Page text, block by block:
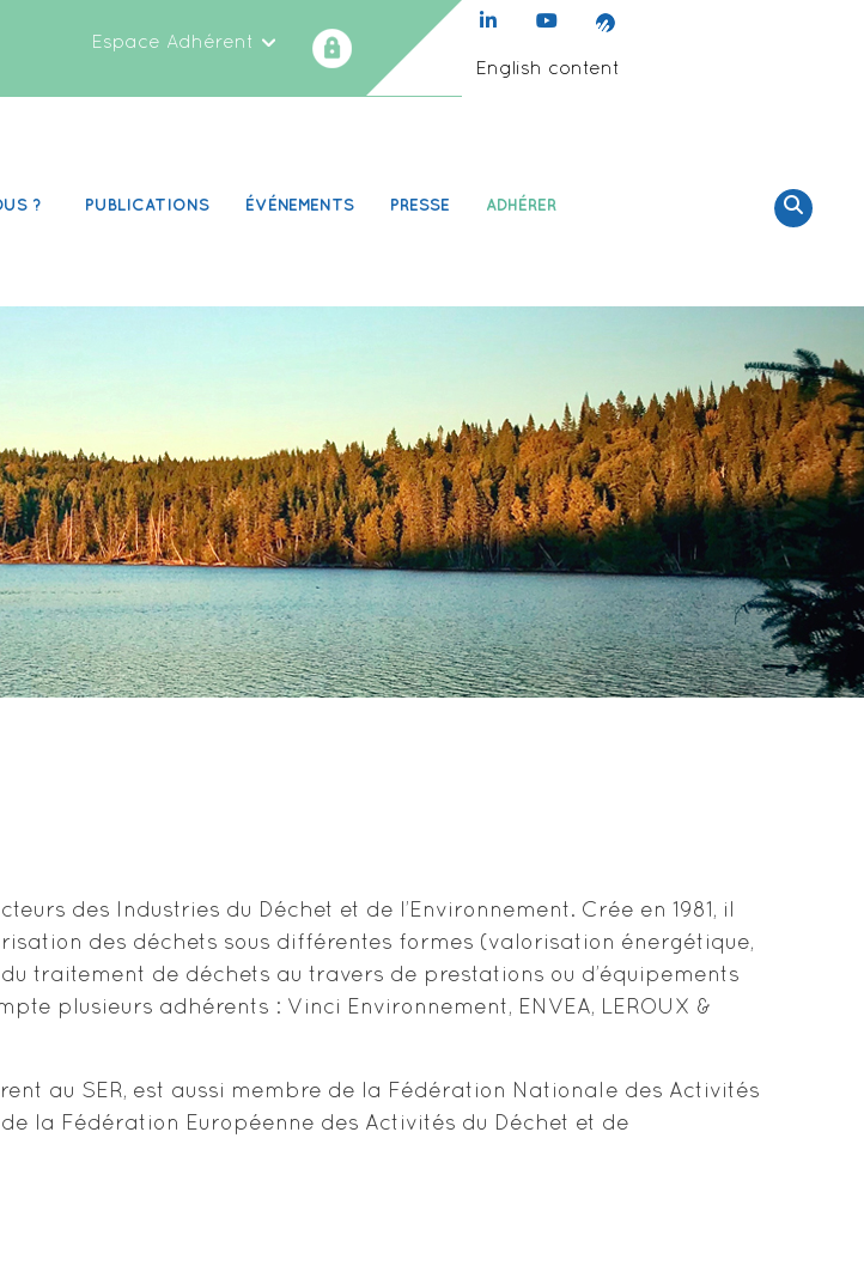
Espace Adhérent
English content
? PUBLICATIONS ÉVÉNEMENTS PRESSE ADHÉRER
des Industries du Déchet et de l’Environnement. Crée en 1981, il
des déchets sous différentes formes (valorisation énergétique,
traitement de déchets au travers de prestations ou d’équipements
plusieurs adhérents : Vinci Environnement, ENVEA, LEROUX &
au SER, est aussi membre de la Fédération Nationale des Activités
la Fédération Européenne des Activités du Déchet et de